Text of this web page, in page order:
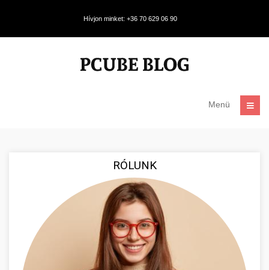
Hívjon minket: +36 70 629 06 90
Menü
RÓLUNK